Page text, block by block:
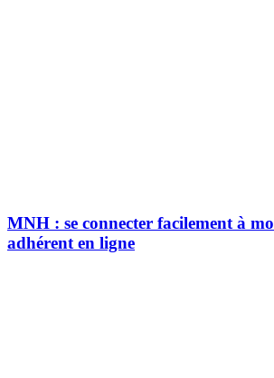
MNH : se connecter facilement à
adhérent en ligne